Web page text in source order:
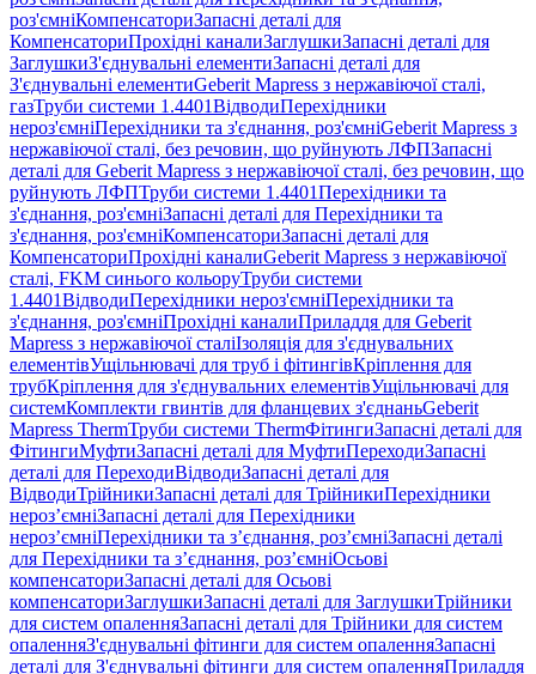
роз'ємніКомпенсаториЗапасні деталі для
КомпенсаториПрохідні каналиЗаглушкиЗапасні деталі для
ЗаглушкиЗ'єднувальні елементиЗапасні деталі для
З'єднувальні елементиGeberit Mapress з нержавіючої сталі,
газТруби системи 1.4401ВідводиПерехідники
нероз'ємніПерехідники та з'єднання, роз'ємніGeberit Mapress з
нержавіючої сталі, без речовин, що руйнують ЛФПЗапасні
деталі для Geberit Mapress з нержавіючої сталі, без речовин, що
руйнують ЛФПТруби системи 1.4401Перехідники та
з'єднання, роз'ємніЗапасні деталі для Перехідники та
з'єднання, роз'ємніКомпенсаториЗапасні деталі для
КомпенсаториПрохідні каналиGeberit Mapress з нержавіючої
сталі, FKM синього кольоруТруби системи
1.4401ВідводиПерехідники нероз'ємніПерехідники та
з'єднання, роз'ємніПрохідні каналиПриладдя для Geberit
Mapress з нержавіючої сталіІзоляція для з'єднувальних
елементівУщільнювачі для труб і фітингівКріплення для
трубКріплення для з'єднувальних елементівУщільнювачі для
системКомплекти гвинтів для фланцевих з'єднаньGeberit
Mapress ThermТруби системи ThermФітингиЗапасні деталі для
ФітингиМуфтиЗапасні деталі для МуфтиПереходиЗапасні
деталі для ПереходиВідводиЗапасні деталі для
ВідводиТрійникиЗапасні деталі для ТрійникиПерехідники
нероз’ємніЗапасні деталі для Перехідники
нероз’ємніПерехідники та з’єднання, роз’ємніЗапасні деталі
для Перехідники та з’єднання, роз’ємніОсьові
компенсаториЗапасні деталі для Осьові
компенсаториЗаглушкиЗапасні деталі для ЗаглушкиТрійники
для систем опаленняЗапасні деталі для Трійники для систем
опаленняЗ'єднувальні фітинги для систем опаленняЗапасні
деталі для З'єднувальні фітинги для систем опаленняПриладдя